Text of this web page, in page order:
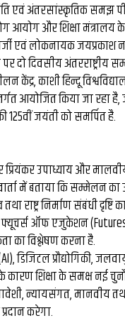
एवं अंतरसांस्कृतिक समझ
आयोग और शिक्षा
एवं लोकनायक
पर दो दिवसीय
केंद्र, काशी हिन्दू
आयोजित किया जा रहा
125वीं जयंती को समर्पित है.
उपाध्याय और
में बताया कि सम्मेलन का
राष्ट्र निर्माण संबंधी दृष्टि
ऑफ एजुकेशन
का विश्लेषण करना है.
डिजिटल प्रौद्योगिकी,
के कारण शिक्षा के समक्ष
न्यायसंगत, मानवीय
करेगा.